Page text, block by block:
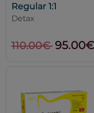
Regular 1:1
Detax
110.00€95.00€